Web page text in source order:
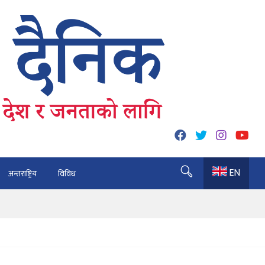
अन्तराष्ट्रिय विविध EN